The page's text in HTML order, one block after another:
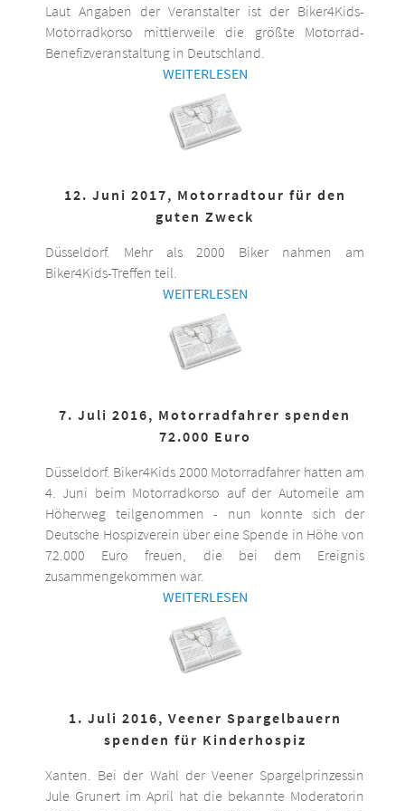
Laut Angaben der Veranstalter ist der Biker4Kids-
Motorradkorso mittlerweile die größte Motorrad-
Benefizveranstaltung in Deutschland.
WEITERLESEN
12. Juni 2017, Motorradtour für den
guten Zweck
Düsseldorf. Mehr als 2000 Biker nahmen am
Biker4Kids-Treffen teil.
WEITERLESEN
7. Juli 2016, Motorradfahrer spenden
72.000 Euro
Düsseldorf. Biker4Kids 2000 Motorradfahrer hatten am
4. Juni beim Motorradkorso auf der Automeile am
Höherweg teilgenommen - nun konnte sich der
Deutsche Hospizverein über eine Spende in Höhe von
72.000 Euro freuen, die bei dem Ereignis
zusammengekommen war.
WEITERLESEN
1. Juli 2016, Veener Spargelbauern
spenden für Kinderhospiz
Xanten. Bei der Wahl der Veener Spargelprinzessin
Jule Grunert im April hat die bekannte Moderatorin